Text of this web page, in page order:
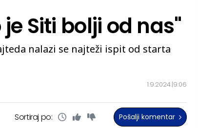
1.9.2024. 9:06
Siti bolji od nas"
nalazi se najteži ispit od starta
Sortiraj po: Pošalji komentar